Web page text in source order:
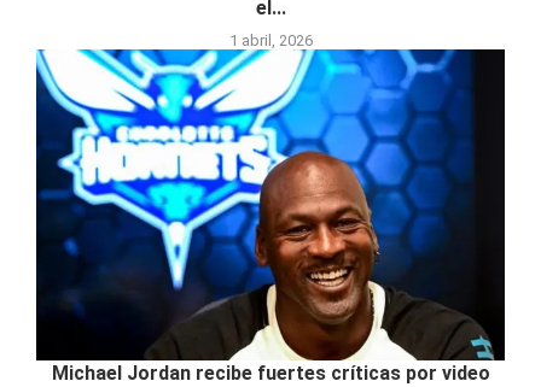
el...
1 abril, 2026
Michael Jordan recibe fuertes críticas por video